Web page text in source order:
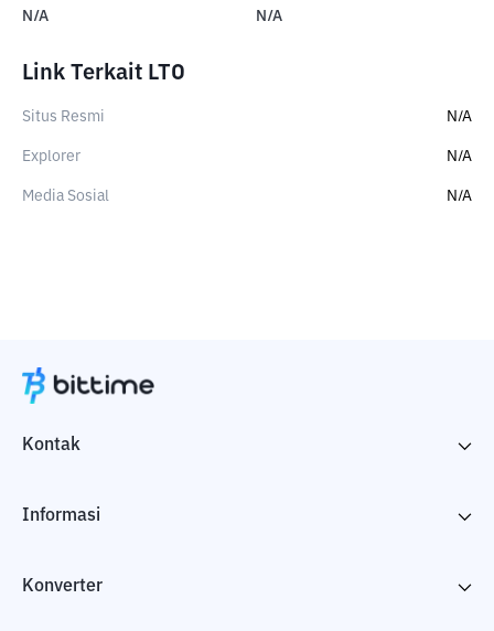
N/A N/A
Link Terkait LTO
Situs Resmi N/A
Explorer N/A
Media Sosial N/A
Kontak
Informasi
Konverter